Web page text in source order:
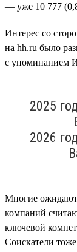
— уже 10 777
Интерес со
на hh.ru было
с упоминанием
2025
2026
Многие
компаний
ключевой
Соискатели